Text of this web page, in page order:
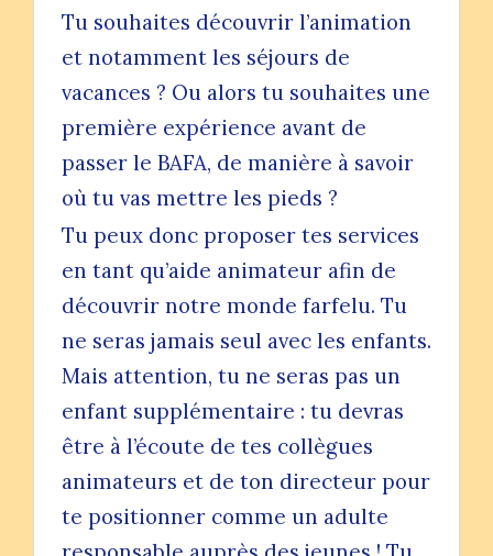
Tu souhaites découvrir l’animation
et notamment les séjours de
vacances ? Ou alors tu souhaites une
première expérience avant de
passer le BAFA, de manière à savoir
où tu vas mettre les pieds ?
Tu peux donc proposer tes services
en tant qu’aide animateur afin de
découvrir notre monde farfelu. Tu
ne seras jamais seul avec les enfants.
Mais attention, tu ne seras pas un
enfant supplémentaire : tu devras
être à l’écoute de tes collègues
animateurs et de ton directeur pour
te positionner comme un adulte